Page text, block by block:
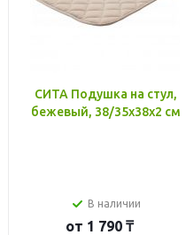
СИТА Подушка на стул,
бежевый, 38/35x38x2 см
В наличии
от 1 790 ₸